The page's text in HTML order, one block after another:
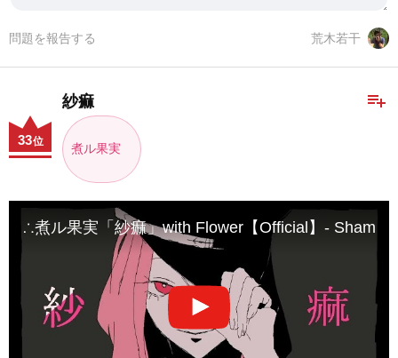
荒木若干
問題を報告する
playlist_add
紗痲
煮ル果実
33位
∴煮ル果実「紗痲」with Flower【Official】- Shama